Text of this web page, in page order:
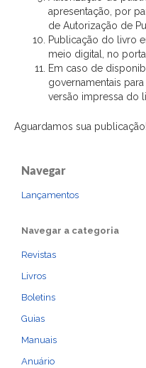
apresentação, por
de Autorização de
Publicação do livro
meio digital, no
Em caso de
governamentais
versão impressa do
Aguardamos sua publicação!
Navegar
Lançamentos
Navegar a categoria
Revistas
Livros
Boletins
Guias
Manuais
Anuário